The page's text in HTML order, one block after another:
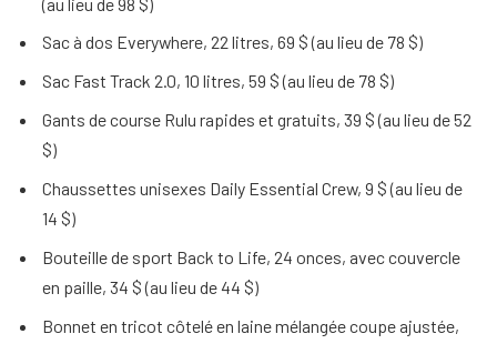
Sac à dos Everywhere, 22 litres, 69 $ (au lieu de 78 $)
Sac Fast Track 2.0, 10 litres, 59 $ (au lieu de 78 $)
Gants de course Rulu rapides et gratuits, 39 $ (au lieu de 52
$)
Chaussettes unisexes Daily Essential Crew, 9 $ (au lieu de
14 $)
Bouteille de sport Back to Life, 24 onces, avec couvercle
en paille, 34 $ (au lieu de 44 $)
Bonnet en tricot côtelé en laine mélangée coupe ajustée,